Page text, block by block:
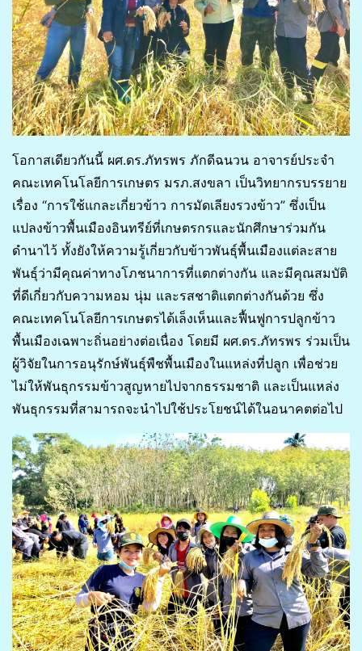
โอกาสเดียวกันนี้ ผศ.ดร.ภัทรพร ภักดีฉนวน อาจารย์ประจำ
คณะเทคโนโลยีการเกษตร มรภ.สงขลา เป็นวิทยากรบรรยาย
เรื่อง “การใช้แกละเกี่ยวข้าว การมัดเลียงรวงข้าว” ซึ่งเป็น
แปลงข้าวพื้นเมืองอินทรีย์ที่เกษตรกรและนักศึกษาร่วมกัน
ดำนาไว้ ทั้งยังให้ความรู้เกี่ยวกับข้าวพันธุ์พื้นเมืองแต่ละสาย
พันธุ์ว่ามีคุณค่าทางโภชนาการที่แตกต่างกัน และมีคุณสมบัติ
ที่ดีเกี่ยวกับความหอม นุ่ม และรสชาติแตกต่างกันด้วย ซึ่ง
คณะเทคโนโลยีการเกษตรได้เล็งเห็นและฟื้นฟูการปลูกข้าว
พื้นเมืองเฉพาะถิ่นอย่างต่อเนื่อง โดยมี ผศ.ดร.ภัทรพร ร่วมเป็น
ผู้วิจัยในการอนุรักษ์พันธุ์พืชพื้นเมืองในแหล่งที่ปลูก เพื่อช่วย
ไม่ให้พันธุกรรมข้าวสูญหายไปจากธรรมชาติ และเป็นแหล่ง
พันธุกรรมที่สามารถจะนำไปใช้ประโยชน์ได้ในอนาคตต่อไป